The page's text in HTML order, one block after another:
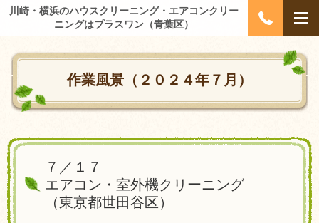
川崎・横浜のハウスクリーニング・エアコンクリー
ニングはプラスワン（青葉区）
作業風景（２０２４年７月）
７／１７
エアコン・室外機クリーニング
（東京都世田谷区）